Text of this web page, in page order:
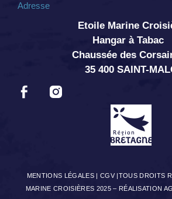
Adresse
Etoile Marine
Hangar à Tabac
Chaussée des
35 400 SAINT-
MENTIONS LÉGALES |CGV |TOUS DROITS
MARINE CROISIÈRES 2025 – RÉALISATION